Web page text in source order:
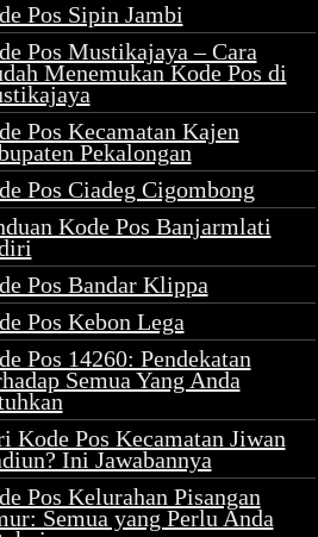
Pos Sipin Jambi
Pos Mustikajaya – Cara
Menemukan Kode Pos di
Pos Kecamatan Kajen
Pekalongan
Pos Ciadeg Cigombong
Kode Pos Banjarmlati
Pos Bandar Klippa
Pos Kebon Lega
Pos 14260: Pendekatan
Semua Yang Anda
Kode Pos Kecamatan Jiwan
Ini Jawabannya
Pos Kelurahan Pisangan
Semua yang Perlu Anda